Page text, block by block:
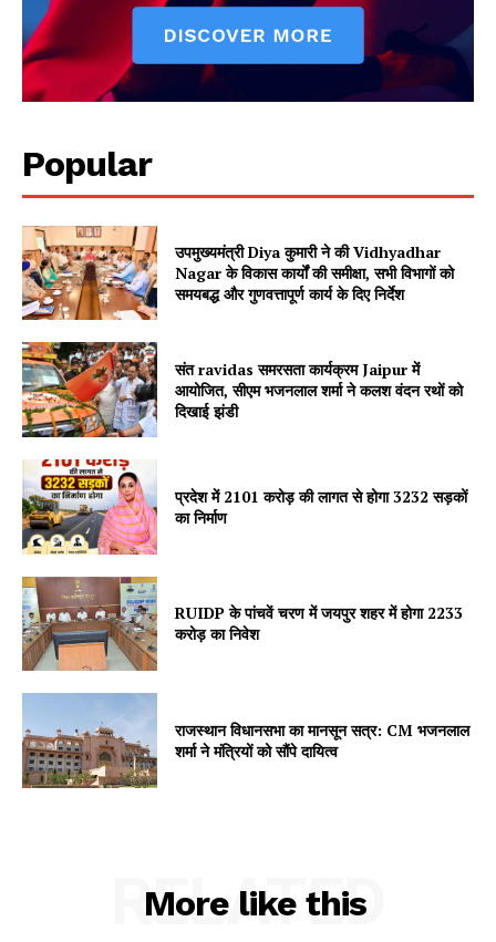
SUBSCRIBE NOW
Company
About
Contact us
Subscription Plans
Popular
उपमुख्यमंत्री Diya कुमारी ने की Vidhyadhar
Nagar के विकास कार्यों की समीक्षा, सभी विभागों को
समयबद्ध और गुणवत्तापूर्ण कार्य के दिए निर्देश
संत ravidas समरसता कार्यक्रम Jaipur में
आयोजित, सीएम भजनलाल शर्मा ने कलश वंदन रथों को
दिखाई झंडी
प्रदेश में 2101 करोड़ की लागत से होगा 3232 सड़कों
का निर्माण
RUIDP के पांचवें चरण में जयपुर शहर में होगा 2233
करोड़ का निवेश
राजस्थान विधानसभा का मानसून सत्र: CM भजनलाल
शर्मा ने मंत्रियों को सौंपे दायित्व
More like this
RELATED